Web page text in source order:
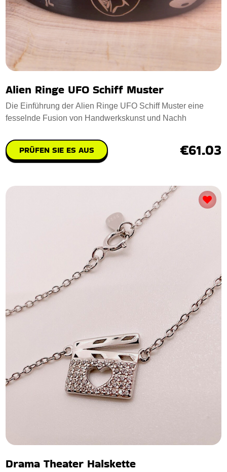
Alien Ringe UFO Schiff Muster
Die Einführung der Alien Ringe UFO Schiff Muster eine
fesselnde Fusion von Handwerkskunst und Nachh
PRÜFEN SIE ES AUS €61.03
Drama Theater Halskette